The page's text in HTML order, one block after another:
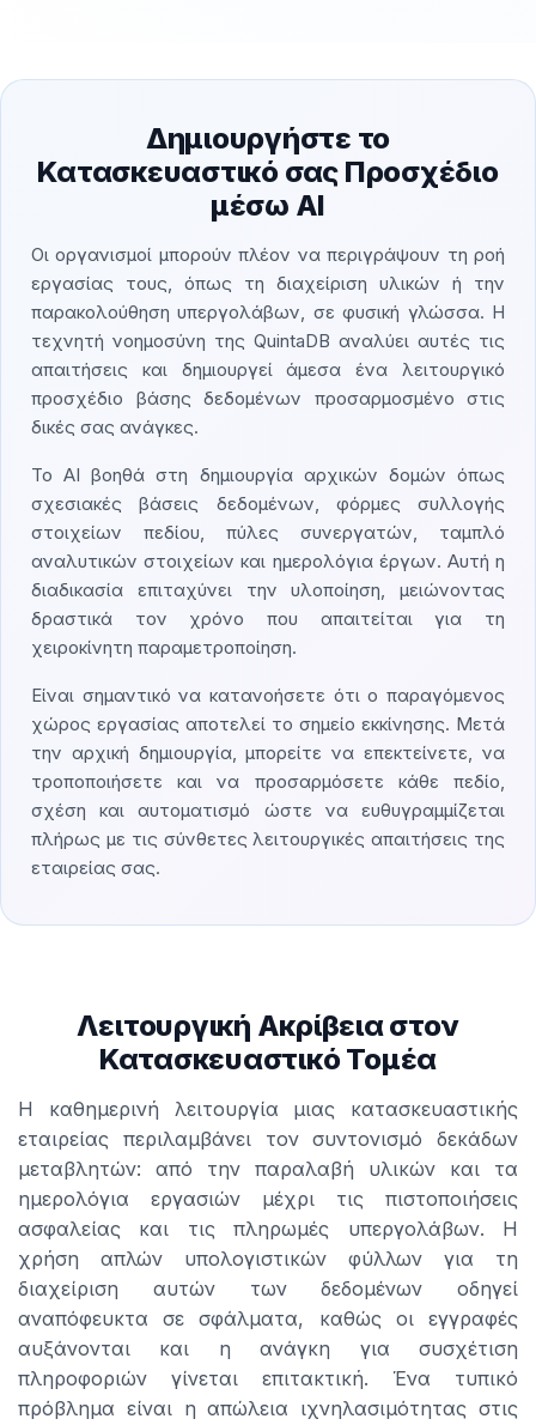
Δημιουργήστε το
Κατασκευαστικό σας Προσχέδιο
μέσω AI
Οι οργανισμοί μπορούν πλέον να περιγράψουν τη ροή
εργασίας τους, όπως τη διαχείριση υλικών ή την
παρακολούθηση υπεργολάβων, σε φυσική γλώσσα. Η
τεχνητή νοημοσύνη της QuintaDB αναλύει αυτές τις
απαιτήσεις και δημιουργεί άμεσα ένα λειτουργικό
προσχέδιο βάσης δεδομένων προσαρμοσμένο στις
δικές σας ανάγκες.
Το AI βοηθά στη δημιουργία αρχικών δομών όπως
σχεσιακές βάσεις δεδομένων, φόρμες συλλογής
στοιχείων πεδίου, πύλες συνεργατών, ταμπλό
αναλυτικών στοιχείων και ημερολόγια έργων. Αυτή η
διαδικασία επιταχύνει την υλοποίηση, μειώνοντας
δραστικά τον χρόνο που απαιτείται για τη
χειροκίνητη παραμετροποίηση.
Είναι σημαντικό να κατανοήσετε ότι ο παραγόμενος
χώρος εργασίας αποτελεί το σημείο εκκίνησης. Μετά
την αρχική δημιουργία, μπορείτε να επεκτείνετε, να
τροποποιήσετε και να προσαρμόσετε κάθε πεδίο,
σχέση και αυτοματισμό ώστε να ευθυγραμμίζεται
πλήρως με τις σύνθετες λειτουργικές απαιτήσεις της
εταιρείας σας.
Λειτουργική Ακρίβεια στον
Κατασκευαστικό Τομέα
Η καθημερινή λειτουργία μιας κατασκευαστικής
εταιρείας περιλαμβάνει τον συντονισμό δεκάδων
μεταβλητών: από την παραλαβή υλικών και τα
ημερολόγια εργασιών μέχρι τις πιστοποιήσεις
ασφαλείας και τις πληρωμές υπεργολάβων. Η
χρήση απλών υπολογιστικών φύλλων για τη
διαχείριση αυτών των δεδομένων οδηγεί
αναπόφευκτα σε σφάλματα, καθώς οι εγγραφές
αυξάνονται και η ανάγκη για συσχέτιση
πληροφοριών γίνεται επιτακτική. Ένα τυπικό
πρόβλημα είναι η απώλεια ιχνηλασιμότητας στις